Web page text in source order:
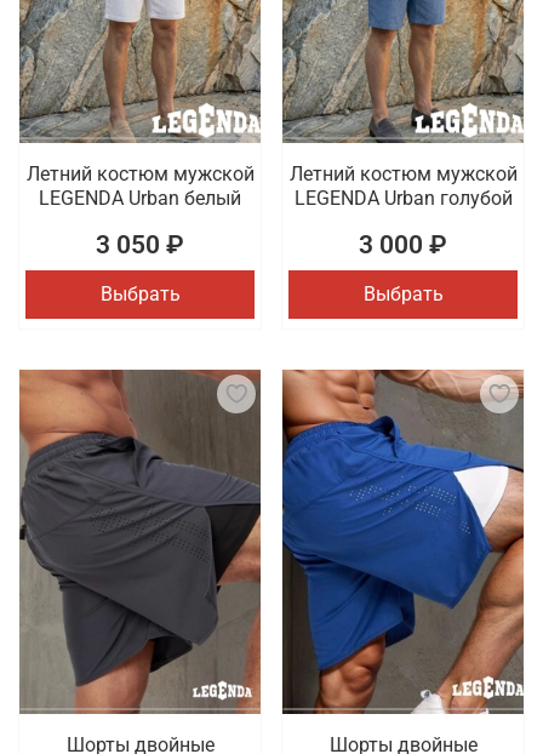
Летний костюм мужской
LEGENDA Urban белый
3 050 ₽
Выбрать
Летний костюм мужской
LEGENDA Urban голубой
3 000 ₽
Выбрать
Шорты двойные Шорты двойные